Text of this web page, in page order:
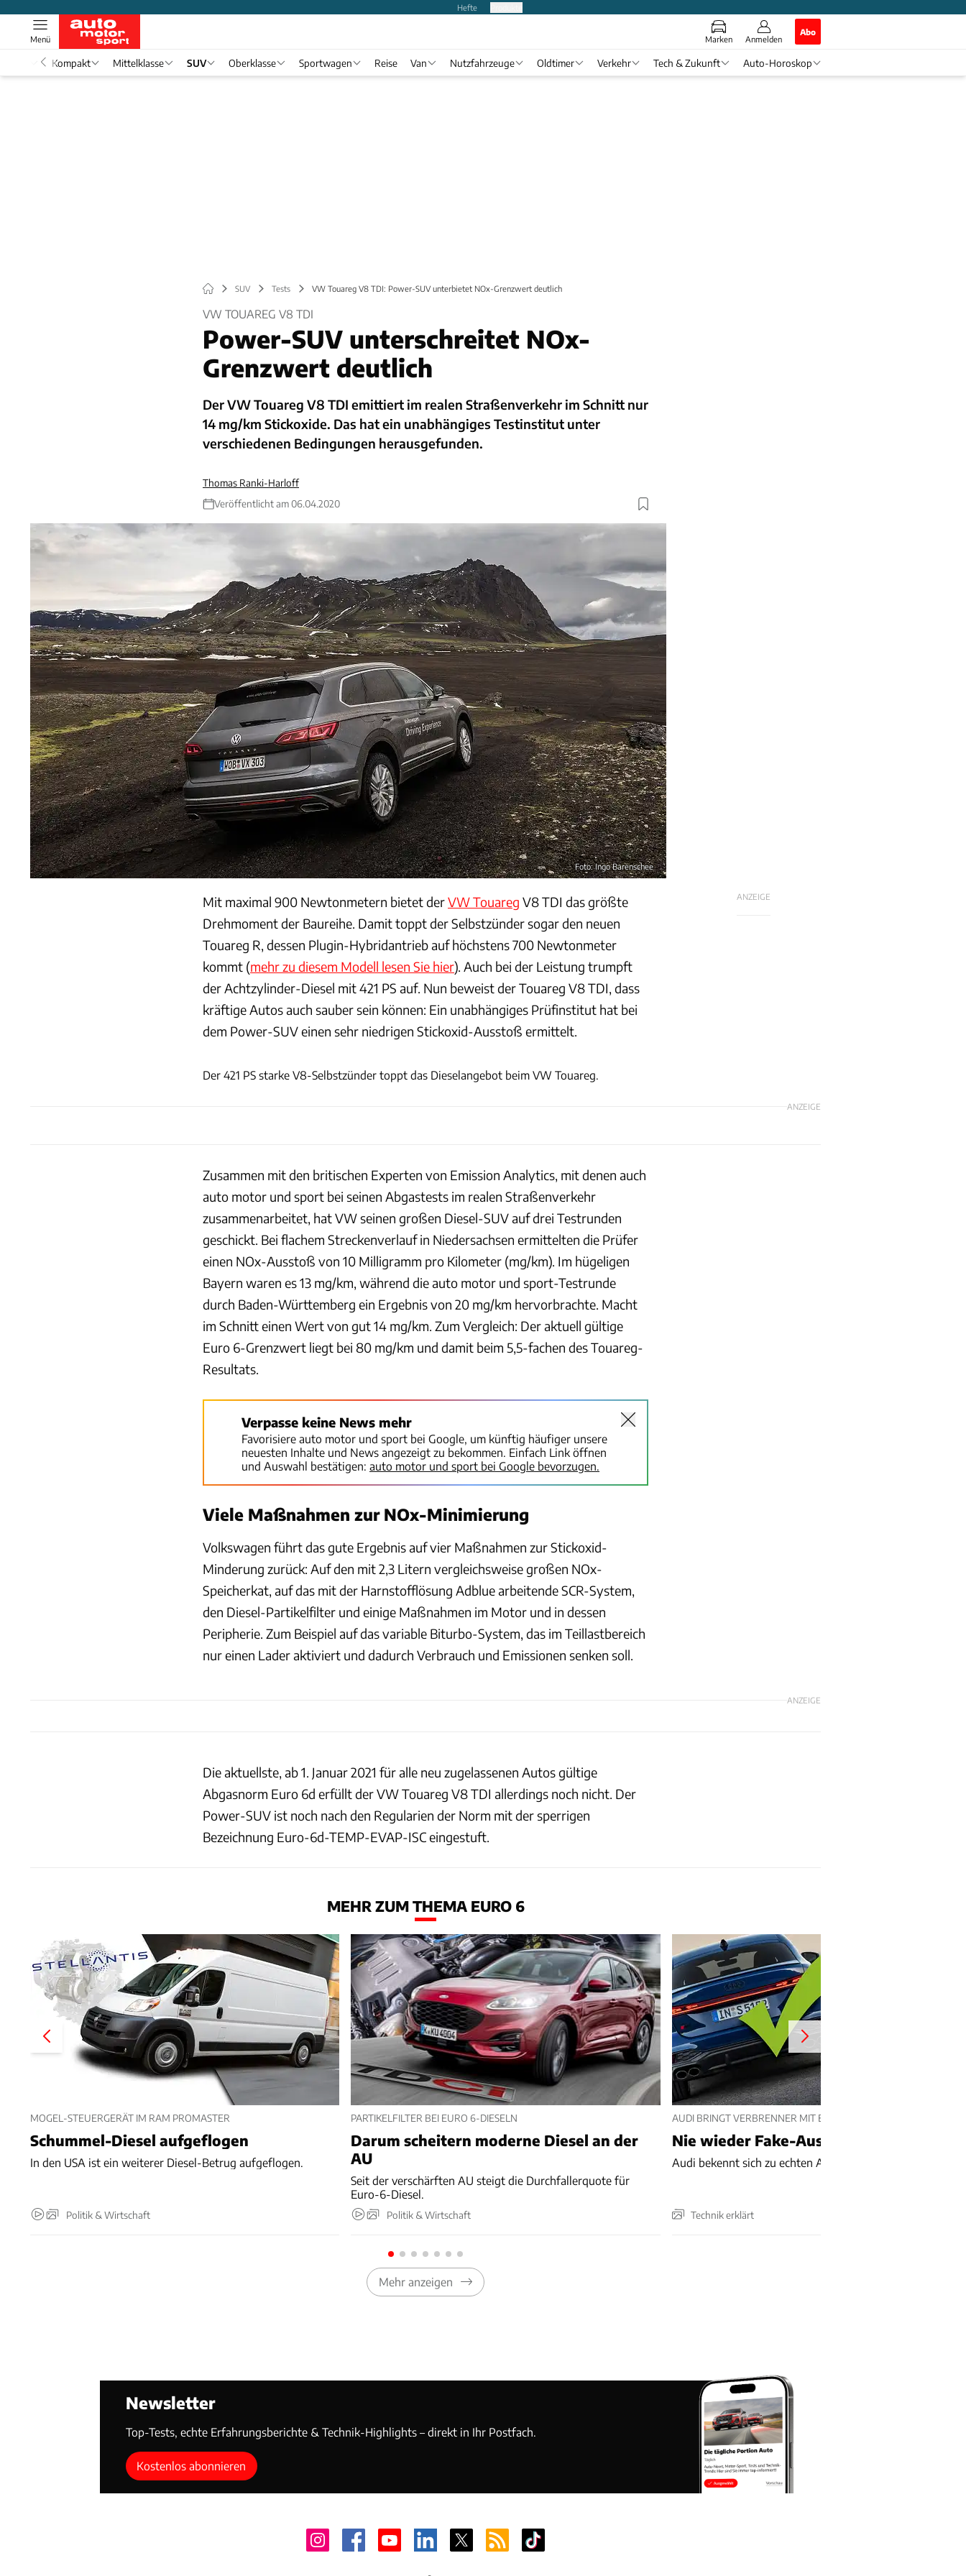
Hefte
Marken Anmelden
Abo
Menü
Kompakt Mittelklasse SUV Oberklasse Sportwagen Reise Van Nutzfahrzeuge Oldtimer Verkehr Tech & Zukunft Auto-Horoskop
SUV Tests VW Touareg V8 TDI: Power-SUV unterbietet NOx-Grenzwert deutlich
VW TOUAREG V8 TDI
Power-SUV unterschreitet NOx-
Grenzwert deutlich
Der VW Touareg V8 TDI emittiert im realen Straßenverkehr im Schnitt nur
14 mg/km Stickoxide. Das hat ein unabhängiges Testinstitut unter
verschiedenen Bedingungen herausgefunden.
Thomas Ranki-Harloff
Veröffentlicht am 06.04.2020
Foto: Ingo Barenschee
ANZEIGE
Mit maximal 900 Newtonmetern bietet derVW Touareg V8 TDI das größte
Drehmoment der Baureihe. Damit toppt der Selbstzünder sogar den neuen
Touareg R, dessen Plugin-Hybridantrieb auf höchstens 700 Newtonmeter
kommt (mehr zu diesem Modell lesen Sie hier). Auch bei der Leistung trumpft
der Achtzylinder-Diesel mit 421 PS auf. Nun beweist der Touareg V8 TDI, dass
kräftige Autos auch sauber sein können: Ein unabhängiges Prüfinstitut hat bei
dem Power-SUV einen sehr niedrigen Stickoxid-Ausstoß ermittelt.
Der 421 PS starke V8-Selbstzünder toppt das Dieselangebot beim VW Touareg.
ANZEIGE
Zusammen mit den britischen Experten von Emission Analytics, mit denen auch
auto motor und sport bei seinen Abgastests im realen Straßenverkehr
zusammenarbeitet, hat VW seinen großen Diesel-SUV auf drei Testrunden
geschickt. Bei flachem Streckenverlauf in Niedersachsen ermittelten die Prüfer
einen NOx-Ausstoß von 10 Milligramm pro Kilometer (mg/km). Im hügeligen
Bayern waren es 13 mg/km, während die auto motor und sport-Testrunde
durch Baden-Württemberg ein Ergebnis von 20 mg/km hervorbrachte. Macht
im Schnitt einen Wert von gut 14 mg/km. Zum Vergleich: Der aktuell gültige
Euro 6-Grenzwert liegt bei 80 mg/km und damit beim 5,5-fachen des Touareg-
Resultats.
Verpasse keine News mehr
Favorisiere auto motor und sport bei Google, um künftig häufiger unsere
neuesten Inhalte und News angezeigt zu bekommen. Einfach Link öffnen
und Auswahl bestätigen: auto motor und sport bei Google bevorzugen.
Viele Maßnahmen zur NOx-Minimierung
Volkswagen führt das gute Ergebnis auf vier Maßnahmen zur Stickoxid-
Minderung zurück: Auf den mit 2,3 Litern vergleichsweise großen NOx-
Speicherkat, auf das mit der Harnstofflösung Adblue arbeitende SCR-System,
den Diesel-Partikelfilter und einige Maßnahmen im Motor und in dessen
Peripherie. Zum Beispiel auf das variable Biturbo-System, das im Teillastbereich
nur einen Lader aktiviert und dadurch Verbrauch und Emissionen senken soll.
ANZEIGE
Die aktuellste, ab 1. Januar 2021 für alle neu zugelassenen Autos gültige
Abgasnorm Euro 6d erfüllt der VW Touareg V8 TDI allerdings noch nicht. Der
Power-SUV ist noch nach den Regularien der Norm mit der sperrigen
Bezeichnung Euro-6d-TEMP-EVAP-ISC eingestuft.
MEHR ZUM THEMA EURO 6
MOGEL-STEUERGERÄT IM RAM PROMASTER
Schummel-Diesel aufgeflogen
In den USA ist ein weiterer Diesel-Betrug aufgeflogen.
Politik & Wirtschaft
PARTIKELFILTER BEI EURO 6-DIESELN
Darum scheitern moderne Diesel an der
AU
Seit der verschärften AU steigt die Durchfallerquote für
Euro-6-Diesel.
Politik & Wirtschaft
AUDI BRINGT VERBRENNER MIT ECHTEN ENDROHREN
Nie wieder Fake-Auspuff !!!
Audi bekennt sich zu echten Auspuffrohren für
Technik erklärt
Mehr anzeigen
Newsletter
Top-Tests, echte Erfahrungsberichte & Technik-Highlights – direkt in Ihr Postfach.
Kostenlos abonnieren